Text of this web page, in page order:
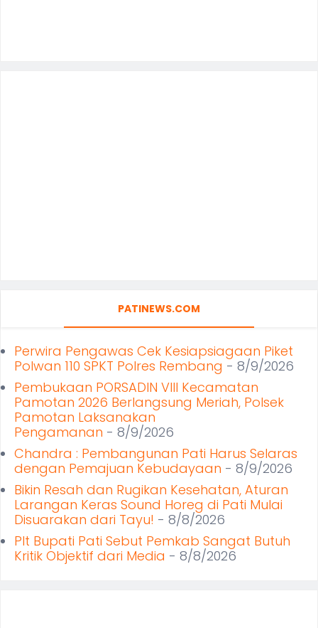
PATINEWS.COM
Perwira Pengawas Cek Kesiapsiagaan Piket
Polwan 110 SPKT Polres Rembang - 8/9/2026
Pembukaan PORSADIN VIII Kecamatan
Pamotan 2026 Berlangsung Meriah, Polsek
Pamotan Laksanakan
Pengamanan - 8/9/2026
Chandra : Pembangunan Pati Harus Selaras
dengan Pemajuan Kebudayaan - 8/9/2026
Bikin Resah dan Rugikan Kesehatan, Aturan
Larangan Keras Sound Horeg di Pati Mulai
Disuarakan dari Tayu! - 8/8/2026
Plt Bupati Pati Sebut Pemkab Sangat Butuh
Kritik Objektif dari Media - 8/8/2026